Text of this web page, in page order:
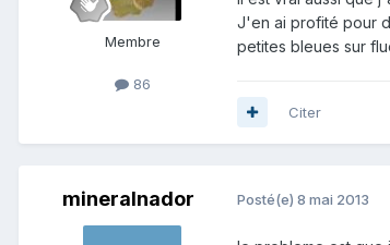
Membre
86
J'en ai profité pour
petites bleues sur
Citer
mineralnador Posté(e) 8 mai 2013